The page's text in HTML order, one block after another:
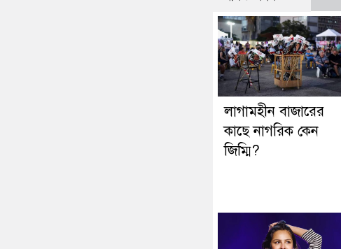
লাগামহীন বাজারের
কাছে নাগরিক কেন
জিম্মি?